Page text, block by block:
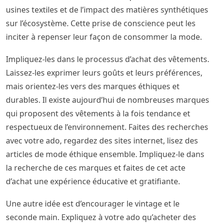
usines textiles et de l’impact des matières synthétiques
sur l’écosystème. Cette prise de conscience peut les
inciter à repenser leur façon de consommer la mode.
Impliquez-les dans le processus d’achat des vêtements.
Laissez-les exprimer leurs goûts et leurs préférences,
mais orientez-les vers des marques éthiques et
durables. Il existe aujourd’hui de nombreuses marques
qui proposent des vêtements à la fois tendance et
respectueux de l’environnement. Faites des recherches
avec votre ado, regardez des sites internet, lisez des
articles de mode éthique ensemble. Impliquez-le dans
la recherche de ces marques et faites de cet acte
d’achat une expérience éducative et gratifiante.
Une autre idée est d’encourager le vintage et le
seconde main. Expliquez à votre ado qu’acheter des